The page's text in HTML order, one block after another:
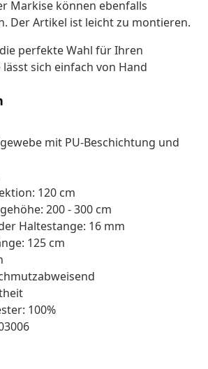
Markise können ebenfalls
Der Artikel ist leicht zu montieren.
perfekte Wahl für Ihren
sich einfach von Hand
mit PU-Beschichtung und
120 cm
200 - 300 cm
Haltestange: 16 mm
125 cm
100%